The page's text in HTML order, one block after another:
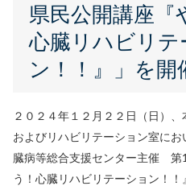
県民公開講座『
心臓リハビリテ
ン！！』」を開
２０２４年１２月２２日（日）
およびリハビリテーション室に
臓病等総合支援センター主催 第
う！心臓リハビリテーション！！